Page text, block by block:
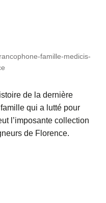
famille-medicis-
de la dernière
qui a lutté pour
l’imposante collection
de Florence.